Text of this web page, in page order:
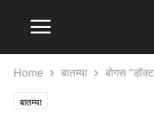
Home बातम्या बोगस
बातम्या